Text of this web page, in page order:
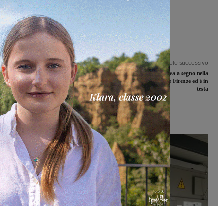
Articolo precedente
Giustizia, diritti e modernità: la
Toscana di Pietro Leopoldo
raccontata a San Giovanni Valdarno
Articolo successivo
La Fides Montevarchi va a segno nella
tana di un ostico Cus Firenze ed è in
testa
Ultime Notizie